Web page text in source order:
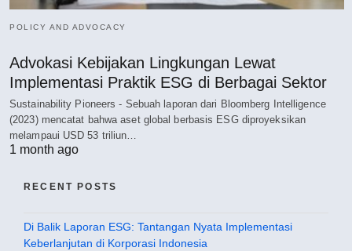
POLICY AND ADVOCACY
Advokasi Kebijakan Lingkungan Lewat
Implementasi Praktik ESG di Berbagai Sektor
Sustainability Pioneers - Sebuah laporan dari Bloomberg Intelligence
(2023) mencatat bahwa aset global berbasis ESG diproyeksikan
melampaui USD 53 triliun…
1 month ago
RECENT POSTS
Di Balik Laporan ESG: Tantangan Nyata Implementasi
Keberlanjutan di Korporasi Indonesia